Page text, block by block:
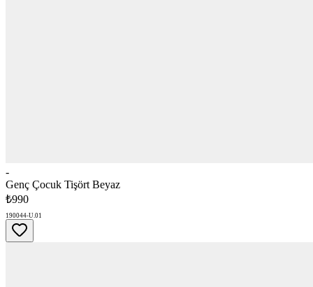
-
Genç Çocuk Tişört Beyaz
₺990
190044-U.01